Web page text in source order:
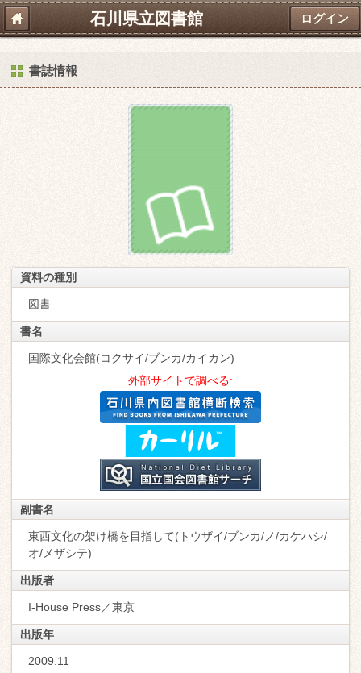
石川県立図書館 ログイン
書誌情報
資料の種別
図書
書名
国際文化会館(コクサイ/ブンカ/カイカン)
外部サイトで調べる:
副書名
東西文化の架け橋を目指して(トウザイ/ブンカ/ノ/カケハシ/
オ/メザシテ)
出版者
I-House Press／東京
出版年
2009.11